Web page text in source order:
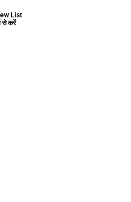
List
से करें